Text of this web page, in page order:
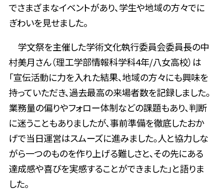
でさまざまなイベントがあり、学生や地域の方々でに
ぎわいを見せました。
学文祭を主催した学術文化執行委員会委員長の中
村美月さん（理工学部情報科学科4年/八女高校）は
「宣伝活動に力を入れた結果、地域の方々にも興味を
持っていただき、過去最高の来場者数を記録しました。
業務量の偏りやフォロー体制などの課題もあり、判断
に迷うこともありましたが、事前準備を徹底したおか
げで当日運営はスムーズに進みました。人と協力しな
がら一つのものを作り上げる難しさと、その先にある
達成感や喜びを実感することができました」と語りま
した。